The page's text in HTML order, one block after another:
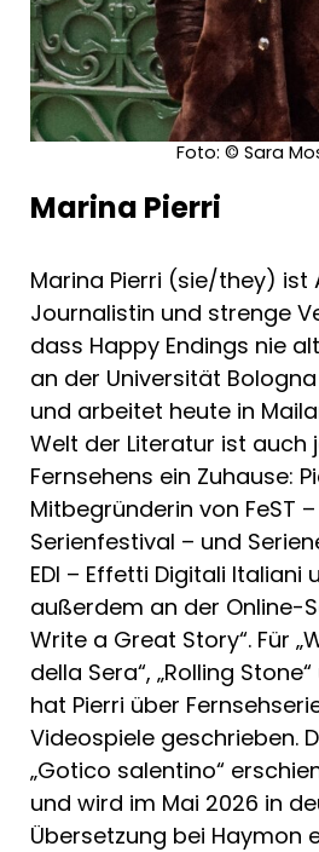
Foto: © Sara
Marina Pierri
Marina Pierri (sie/they) ist
Journalistin und strenge
dass Happy Endings nie
an der Universität
und arbeitet heute in
Welt der Literatur ist auch
Fernsehens ein Zuhause:
Mitbegründerin von FeST
Serienfestival – und
EDI – Effetti Digitali
außerdem an der Online-
Write a Great Story“. Für
della Sera“, „Rolling
hat Pierri über
Videospiele geschrieben.
„Gotico salentino“
und wird im Mai 2026 in
Übersetzung bei Haymon